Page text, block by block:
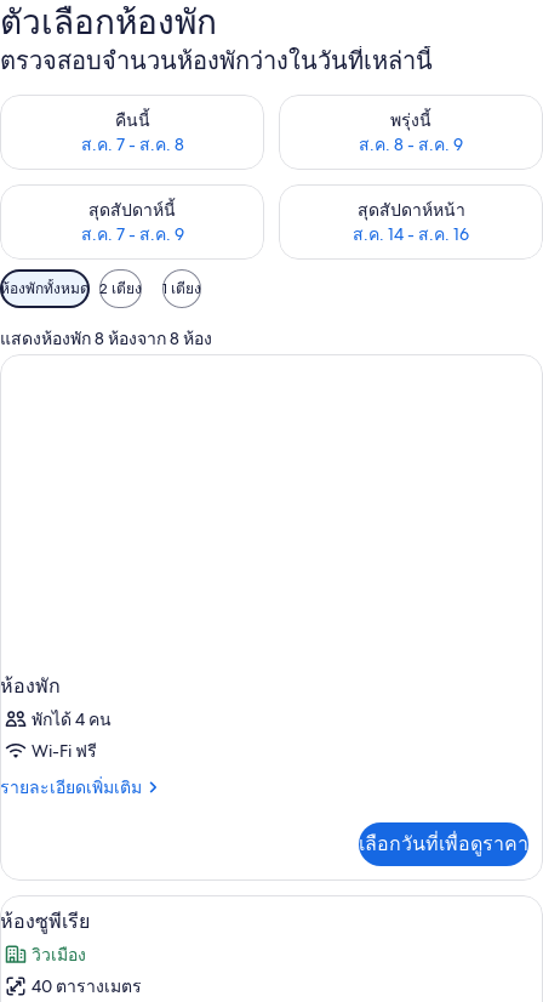
ตัวเลือกห้องพัก
ตรวจสอบจำนวนห้องพักว่างในวันที่เหล่านี้
คืนนี้
ส.ค. 7 - ส.ค. 8
ตรวจสอบจำนวนห้องพักว่างในคืนนี้ ส.ค. 7 - ส.ค. 8พรุ่งนี้
ส.ค. 8 - ส.ค. 9
ตรวจสอบจำนวนห้องพักว่างใน
สุดสัปดาห์นี้
ส.ค. 7 - ส.ค. 9
ตรวจสอบจำนวนห้องพักว่างในสุดสัปดาห์นี้ ส.ค. 7 - ส.ค. 9
สุดสัปดาห์หน้า
ส.ค. 14 - ส.ค. 16
ตรวจสอบจำนวนห้องพักว่างใน
ตัว
กรอง
ที่
มี
ห้องพักทั้งหมด 2 เตียง 1 เตียง
แสดงห้องพัก 8 ห้องจาก 8 ห้อง
ห้องพัก
พักได้ 4 คน
Wi-Fi ฟรี
รายละเอียดเพิ่มเติม
ราย
เกี่ยว
กับ
ห้อง
เลือกวันที่เพื่อดูราคา
เปิด
ภาพถ่าย
ทั้งหมด
ห้องซูพีเรีย | มินิบาร์, ตู้นิรภัยในห้องพัก
6
ห้องซูพีเรีย
วิวเมือง
40 ตารางเมตร